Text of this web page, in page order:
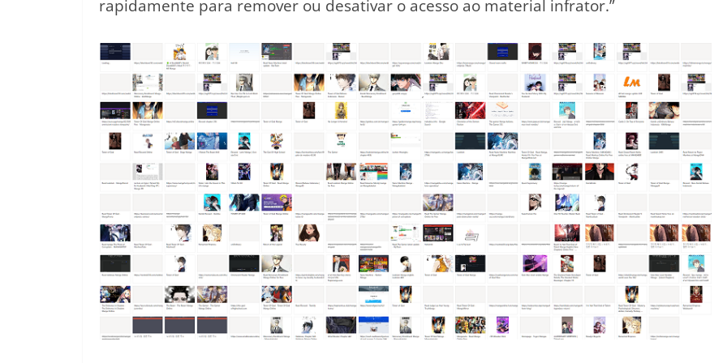
rapidamente para remover ou desativar o acesso ao material infrator.”